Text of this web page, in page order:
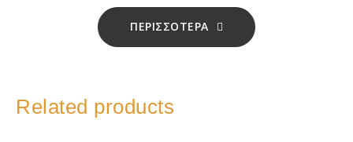
ΠΕΡΙΣΣΟΤΕΡΑ
Related products